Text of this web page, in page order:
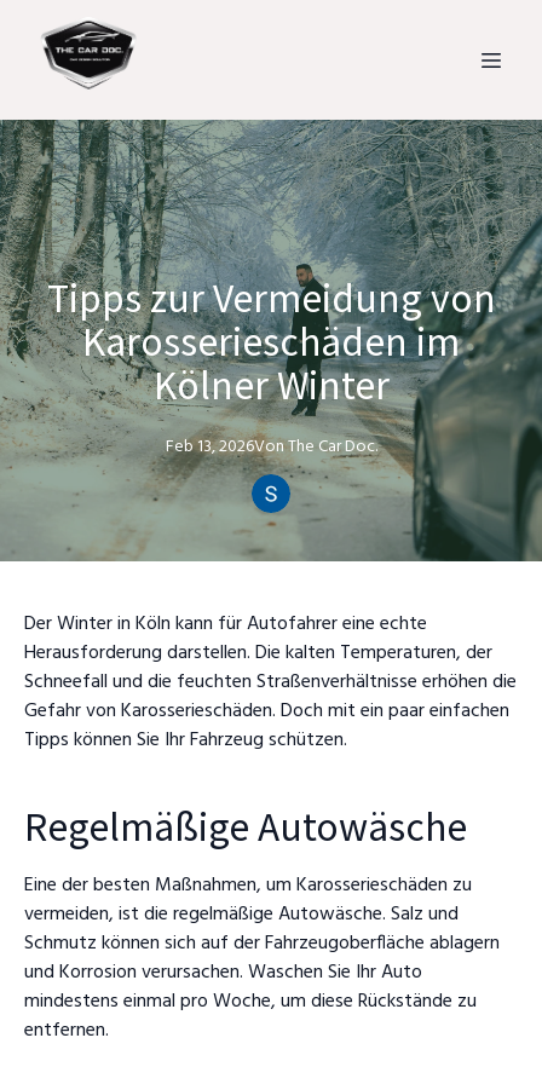
Tipps zur Vermeidung von
Karosserieschäden im
Kölner Winter
Feb 13, 2026VonThe CarDoc.
Der Winter in Köln kann für Autofahrer eine echte
Herausforderung darstellen. Die kalten Temperaturen, der
Schneefall und die feuchten Straßenverhältnisse erhöhen die
Gefahr von Karosserieschäden. Doch mit ein paar einfachen
Tipps können Sie Ihr Fahrzeug schützen.
Regelmäßige Autowäsche
Eine der besten Maßnahmen, um Karosserieschäden zu
vermeiden, ist die regelmäßige Autowäsche. Salz und
Schmutz können sich auf der Fahrzeugoberfläche ablagern
und Korrosion verursachen. Waschen Sie Ihr Auto
mindestens einmal pro Woche, um diese Rückstände zu
entfernen.